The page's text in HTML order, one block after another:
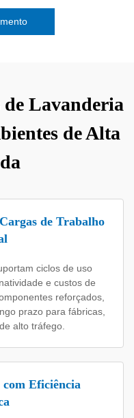
de Lavanderia
de Alta
de Trabalho
ciclos de uso
e custos de
reforçados,
prazo para fábricas,
alto tráfego.
com Eficiência